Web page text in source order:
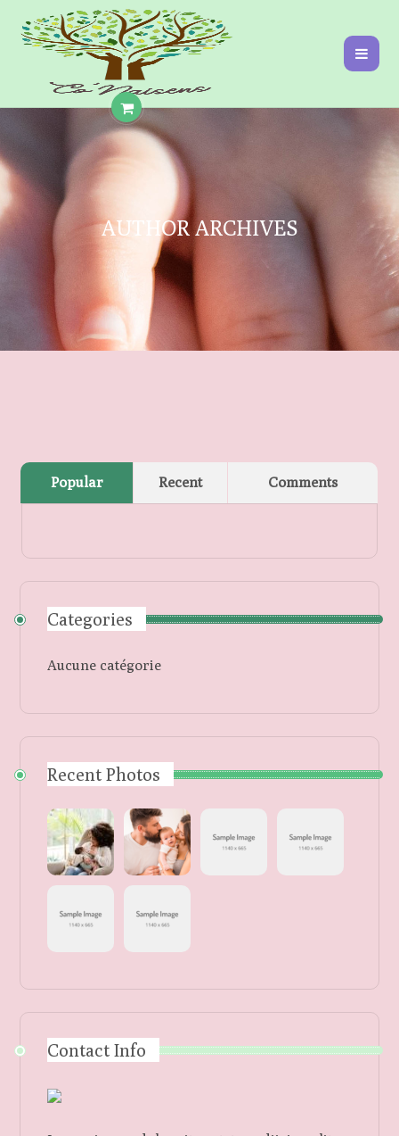
AUTHOR ARCHIVES
Popular Recent Comments
Categories
Aucune catégorie
Recent Photos
Contact Info